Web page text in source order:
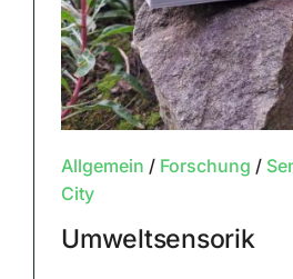
Allgemein / Forschung /
City
Umweltsensorik